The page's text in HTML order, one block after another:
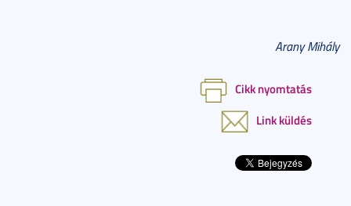
Arany Mihály
Cikk nyomtatás
Link küldés